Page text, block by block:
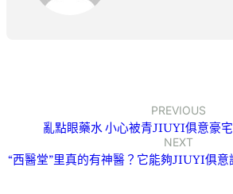
PREVIOUS
亂點眼藥水 小心被青JIUYI俱意豪
NEXT
“西醫堂”里真的有神醫？它能夠JIUYI俱